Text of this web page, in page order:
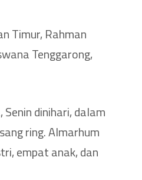
Timur, Rahman
Tenggarong,
dinihari, dalam
ring. Almarhum
empat anak, dan